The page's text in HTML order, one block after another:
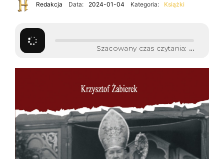
Redakcja Data: 2024-01-04 Kategoria: Książki
Szacowany czas czytania: ...